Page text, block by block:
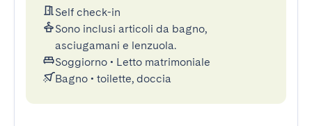
Self check-in
Sono inclusi articoli da bagno,
asciugamani e lenzuola.
Soggiorno • Letto matrimoniale
Bagno • toilette, doccia